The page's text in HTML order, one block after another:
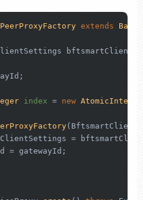
extends
index = new AtomicInteger
=
= gatewayId;